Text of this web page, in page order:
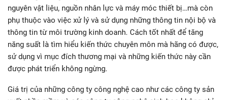
nguyên vật liệu, nguồn nhân lực và máy móc thiết bị…mà còn
phụ thuộc vào việc xử lý và sử dụng những thông tin nội bộ và
thông tin từ môi trường kinh doanh. Cách tốt nhất để tăng
năng suất là tìm hiểu kiến thức chuyên môn mà hãng có được,
sử dụng vì mục đích thương mại và những kiến thức này cần
được phát triển không ngừng.
Giá trị của những công ty công nghệ cao như các công ty sản